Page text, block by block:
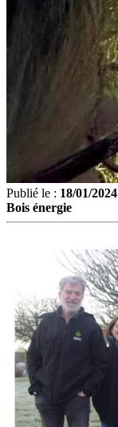
Publié le : 18/01/2024
Bois énergie